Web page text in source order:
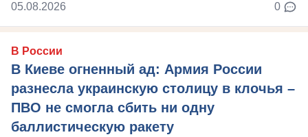
05.08.2026 0
В России
В Киеве огненный ад: Армия России
разнесла украинскую столицу в клочья –
ПВО не смогла сбить ни одну
баллистическую ракету